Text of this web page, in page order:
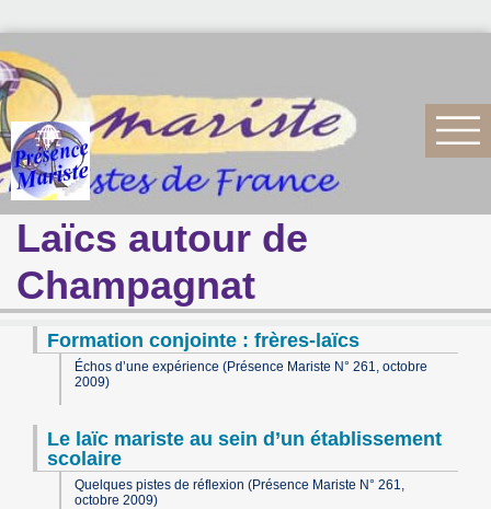
Laïcs autour de
Champagnat
Formation conjointe : frères-laïcs
Échos d’une expérience (Présence Mariste N° 261, octobre
2009)
Le laïc mariste au sein d’un établissement
scolaire
Quelques pistes de réflexion (Présence Mariste N° 261,
octobre 2009)